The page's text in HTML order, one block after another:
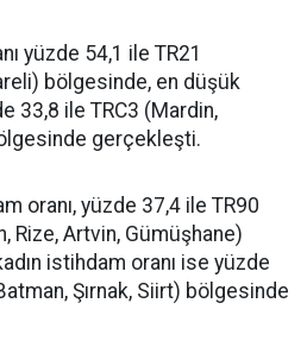
yüzde 54,1 ile TR21
bölgesinde, en düşük
33,8 ile TRC3 (Mardin,
gerçekleşti.
oranı, yüzde 37,4 ile TR90
Rize, Artvin, Gümüşhane)
istihdam oranı ise yüzde
Şırnak, Siirt) bölgesinde